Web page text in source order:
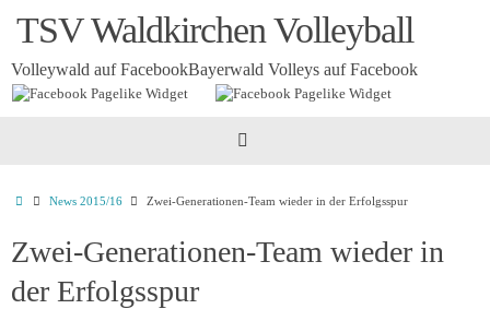
InhaltTSV Waldkirchen Volleyball
Volleywald auf FacebookBayerwald Volleys auf Facebook
Startseite
News 2015/16 Zwei-Generationen-Team wieder in der Erfolgsspur
Zwei-Generationen-Team wieder in
der Erfolgsspur